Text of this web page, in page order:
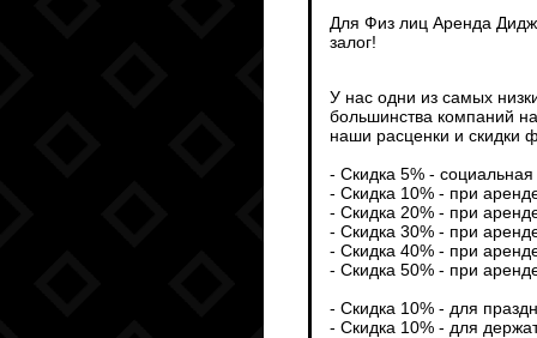
Для Физ лиц Аренда
залог!
У нас одни из самых
большинства компаний
наши расценки и скидки
- Скидка 5% -
- Скидка 10% - при
- Скидка 20% - при
- Скидка 30% - при
- Скидка 40% - при
- Скидка 50% - при
- Скидка 10% - для
- Скидка 10% - для